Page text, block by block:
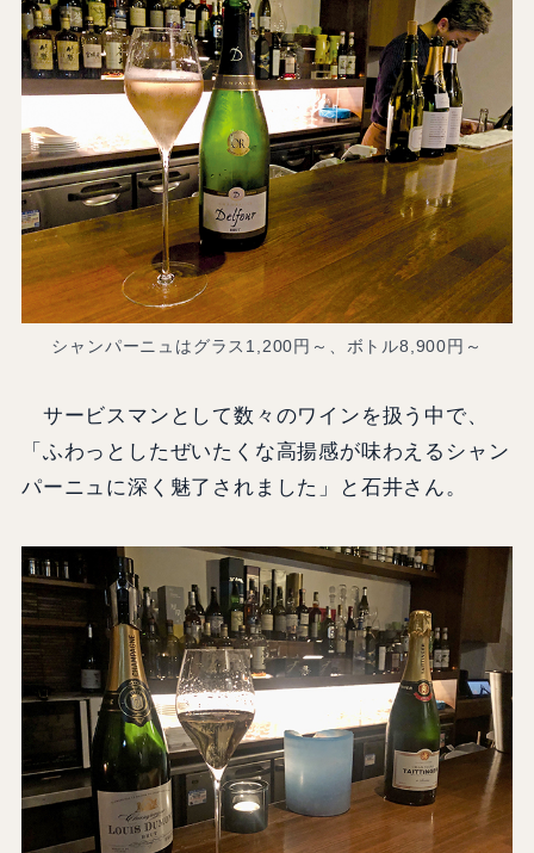
シャンパーニュはグラス1,200円～、ボトル8,900円～
サービスマンとして数々のワインを扱う中で、
「ふわっとしたぜいたくな高揚感が味わえるシャン
パーニュに深く魅了されました」と石井さん。